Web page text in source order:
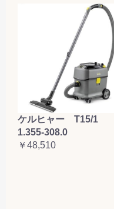
ケルヒャー T15/1
1.355-308.0
￥48,510